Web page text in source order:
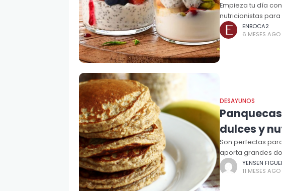
Empieza tu día
nutricionistas
ENBOCA2
6 MESES AGO
DESAYUNOS
dulces y
Son perfectas
aporta grandes
YENSEN
11 MESES AGO